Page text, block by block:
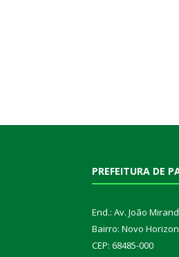
PREFEITURA DE
End.: Av. João
Bairro: Novo
CEP: 68485-000